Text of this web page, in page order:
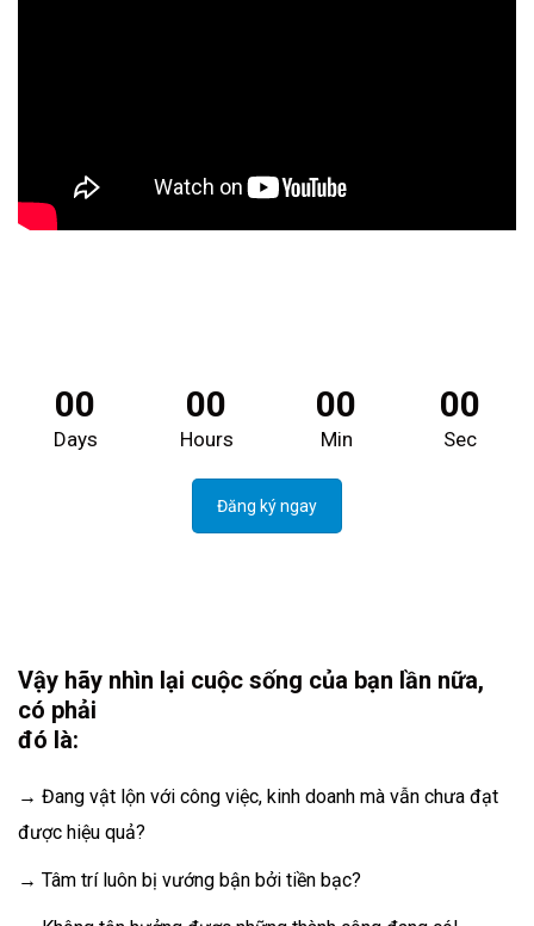
00
Days
00
Hours
00
Min
00
Sec
Đăng ký ngay
Vậy hãy nhìn lại cuộc sống của bạn lần nữa,
có phải
đó là:
→ Đang vật lộn với công việc, kinh doanh mà vẫn chưa đạt
được hiệu quả?
→ Tâm trí luôn bị vướng bận bởi tiền bạc?